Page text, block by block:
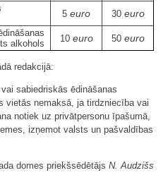
5 euro 30 euro
alkohols
10 euro 50 euro
redakcijā:
sabiedriskās ēdināšanas
vietās nemaksā, ja tirdzniecība vai
notiek uz privātpersonu īpašumā,
izņemot valsts un pašvaldības
domes priekšsēdētājs N. Audzišs